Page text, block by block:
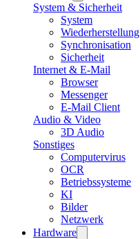
System & Sicherheit
System
Wiederherstellung
Synchronisation
Sicherheit
Internet & E-Mail
Browser
Messenger
E-Mail Client
Audio & Video
3D Audio
Sonstiges
Computervirus
OCR
Betriebssysteme
KI
Bilder
Netzwerk
Hardware